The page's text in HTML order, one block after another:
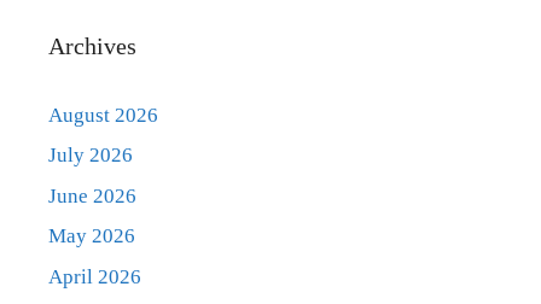
Archives
August 2026
July 2026
June 2026
May 2026
April 2026